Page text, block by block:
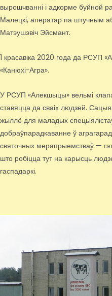
вырошчванні і адкорме буйной
Малецкі, аператар па штучным
Матэушэвіч Эйсмант.
1 красавіка 2020 года да РСУП
«Канюхі-Агра».
У РСУП «Алекшыцы» вельмі
ставяцца да сваіх людзей.
жыллё для маладых
добраўпарадкаванне ў
святочных мерапрыемстваў —
што робіцца тут на карысць
гаспадаркі.